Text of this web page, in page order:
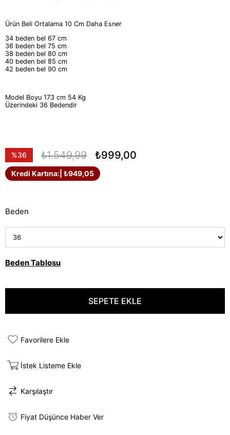
Ürün Beli Ortalama 10 Cm Daha Esner
34 beden bel 67 cm
36 beden bel 75 cm
38 beden bel 80 cm
40 beden bel 85 cm
42 beden bel 90 cm
Model Boyu 173 cm 54 Kg
Üzerindeki 36 Bedendir
%36
İndirim
₺1.549,99 ₺999,00
Kredi Kartına: | ₺949,05
Beden
Beden Tablosu
Favorilere Ekle
İstek Listeme Ekle
Karşılaştır
Fiyat Düşünce Haber Ver